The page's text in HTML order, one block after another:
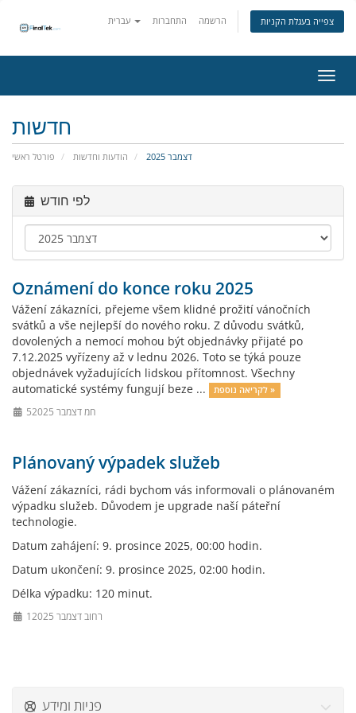
התחברות הרשמה צפייה בעגלת הקניות
חדשות
פורטל ראשי הודעות וחדשות דצמבר 2025
לפי חודש
Oznámení do konce roku 2025
Vážení zákazníci, přejeme všem klidné prožití vánočních
svátků a vše nejlepší do nového roku. Z důvodu svátků,
dovolených a nemocí mohou být objednávky přijaté po
7.12.2025 vyřízeny až v lednu 2026. Toto se týká pouze
objednávek vyžadujících lidskou přítomnost. Všechny
automatické systémy fungují beze ...
לקריאה נוספת »
5חמ דצמבר 2025
Plánovaný výpadek služeb
Vážení zákazníci, rádi bychom vás informovali o plánovaném
výpadku služeb. Důvodem je upgrade naší páteřní
technologie.
Datum zahájení: 9. prosince 2025, 00:00 hodin.
Datum ukončení: 9. prosince 2025, 02:00 hodin.
Délka výpadku: 120 minut.
1רחוב דצמבר 2025
פניות ומידע